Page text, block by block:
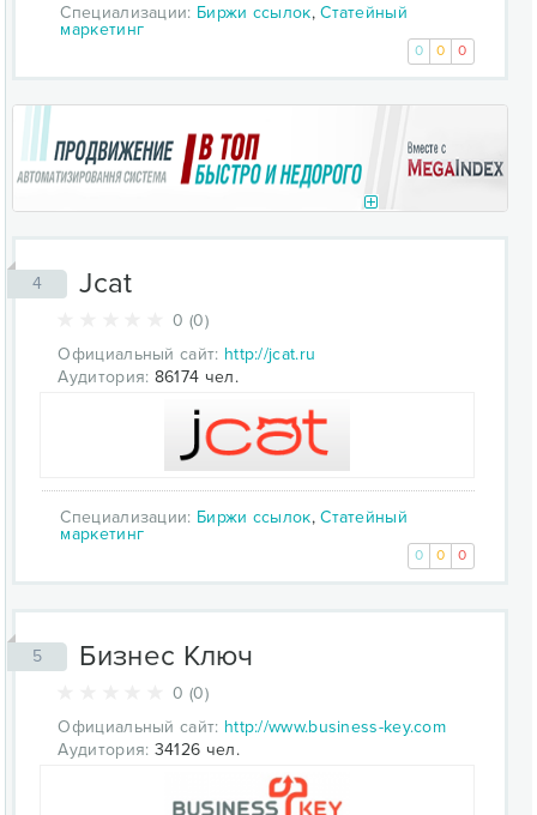
Специализации: Биржи ссылок,Статейный
маркетинг
0 0 0
4 Jcat
0 (0)
Официальный сайт: http://jcat.ru
Аудитория: 86174 чел.
Специализации: Биржи ссылок,Статейный
маркетинг
0 0 0
5 Бизнес Ключ
0 (0)
Официальный сайт: http://www.business-key.com
Аудитория: 34126 чел.